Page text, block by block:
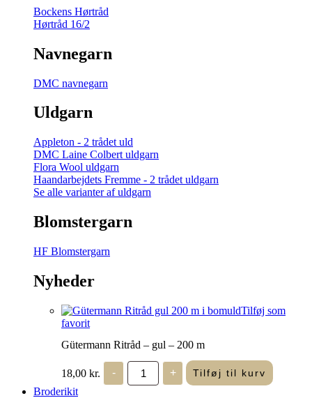
Bockens Hørtråd
Hørtråd 16/2
Navnegarn
DMC navnegarn
Uldgarn
Appleton - 2 trådet uld
DMC Laine Colbert uldgarn
Flora Wool uldgarn
Haandarbejdets Fremme - 2 trådet uldgarn
Se alle varianter af uldgarn
Blomstergarn
HF Blomstergarn
Nyheder
Tilføj som
favorit
Gütermann Ritråd – gul – 200 m
18,00 kr. -
Gütermann
Ritråd
-
+ Tilføj til kurv
Broderikit